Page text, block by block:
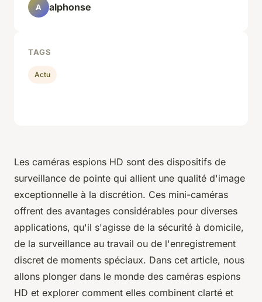
Les caméras espions HD sont des dispositifs de
surveillance de pointe qui allient une qualité d'image
exceptionnelle à la discrétion. Ces mini-caméras
offrent des avantages considérables pour diverses
applications, qu'il s'agisse de la sécurité à domicile,
de la surveillance au travail ou de l'enregistrement
discret de moments spéciaux. Dans cet article, nous
allons plonger dans le monde des caméras espions
HD et explorer comment elles combinent clarté et
A alphonse
TAGS
Actu